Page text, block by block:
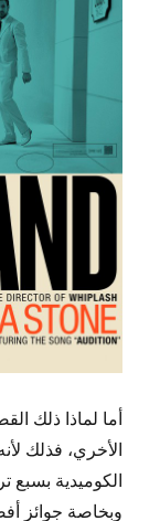
أما لماذا ذلك
الأخري، فذلك
الكوميدية بسبع
وبخاصة جوائز